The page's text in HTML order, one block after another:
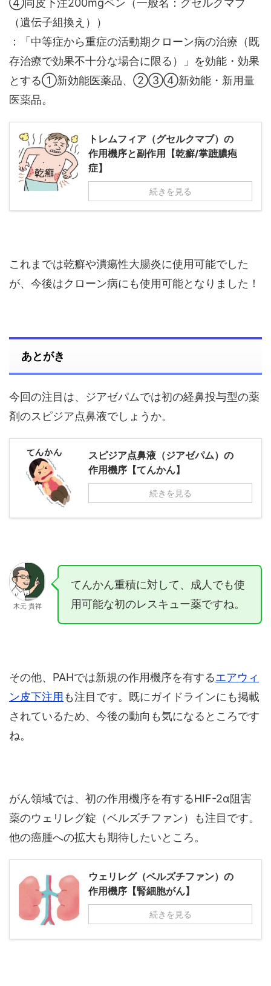
④同皮下注200mgペン（一般名：グセルクマブ
（遺伝子組換え））
：「中等症から重症の活動期クローン病の治療（既
存治療で効果不十分な場合に限る）」を効能・効果
とする①新効能医薬品、②③④新効能・新用量
医薬品。
トレムフィア（グセルクマブ）の
作用機序と副作用【乾癬/掌蹠膿疱
症】
続きを見る
これまでは乾癬や潰瘍性大腸炎に使用可能でした
が、今後はクローン病にも使用可能となりました！
あとがき
今回の注目は、ジアゼパムでは初の経鼻投与型の薬
剤のスピジア点鼻液でしょうか。
スピジア点鼻液（ジアゼパム）の
作用機序【てんかん】
続きを見る
木元 貴祥
てんかん重積に対して、成人でも使
用可能な初のレスキュー薬ですね。
その他、PAHでは新規の作用機序を有するエアウィ
ン皮下注用 も注目です。既にガイドラインにも掲載
されているため、今後の動向も気になるところです
ね。
がん領域では、初の作用機序を有するHIF-2α阻害
薬のウェリレグ錠（ベルズチファン）も注目です。
他の癌腫への拡大も期待したいところ。
ウェリレグ（ベルズチファン）の
作用機序【腎細胞がん】
続きを見る